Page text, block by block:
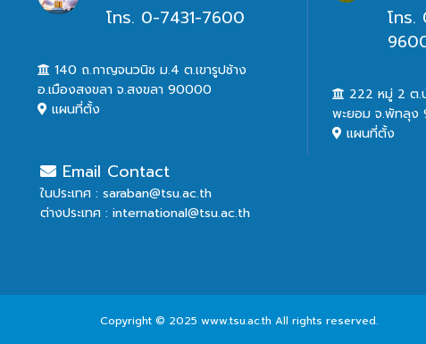
โทร. 0-7431-7600
140 ถ.กาญจนวนิช ม.4 ต.เขารูปช้าง
อ.เมืองสงขลา จ.สงขลา 90000
แผนที่ตั้ง
โทร
222 หมู่ 2 ต.
พะยอม จ.พัทลุง
แผนที่ตั้ง
Email Contact
ในประเทศ : saraban@tsu.ac.th
ต่างประเทศ : international@tsu.ac.th
Copyright © 2025 www.tsu.ac.th All rights reserved.